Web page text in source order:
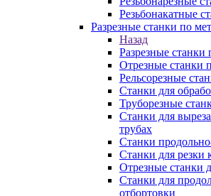
Резьбонакатные
Разрезные станки по
Назад
Разрезные станки
Отрезные станки
Рельсорезные
Станки для
Труборезные
Станки для
трубаx
Станки
Станки для резки
Отрезные станки
Станки для
отбортовки